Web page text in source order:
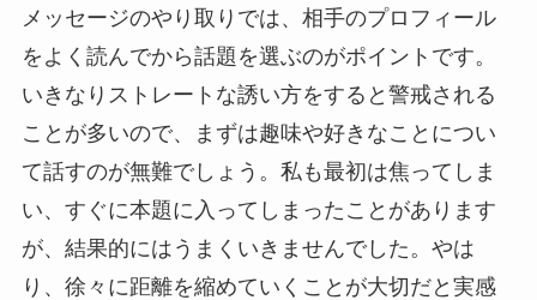
メッセージのやり取りでは、相手のプロフィール
をよく読んでから話題を選ぶのがポイントです。
いきなりストレートな誘い方をすると警戒される
ことが多いので、まずは趣味や好きなことについ
て話すのが無難でしょう。私も最初は焦ってしま
い、すぐに本題に入ってしまったことがあります
が、結果的にはうまくいきませんでした。やは
り、徐々に距離を縮めていくことが大切だと実感